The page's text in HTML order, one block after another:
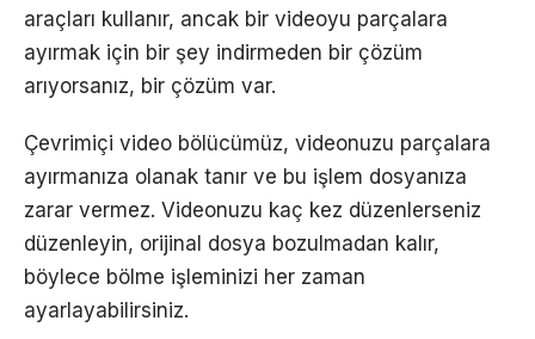
araçları kullanır, ancak bir videoyu parçalara
ayırmak için bir şey indirmeden bir çözüm
arıyorsanız, bir çözüm var.
Çevrimiçi video bölücümüz, videonuzu parçalara
ayırmanıza olanak tanır ve bu işlem dosyanıza
zarar vermez. Videonuzu kaç kez düzenlerseniz
düzenleyin, orijinal dosya bozulmadan kalır,
böylece bölme işleminizi her zaman
ayarlayabilirsiniz.